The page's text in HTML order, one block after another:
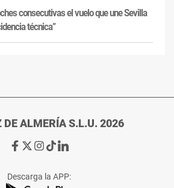
consecutivas el vuelo que une Sevilla
técnica”
ALMERÍA S.L.U. 2026
Ir
de
Ir
de
Ir
de
Ir
de
Ir
de
Descarga la APP: